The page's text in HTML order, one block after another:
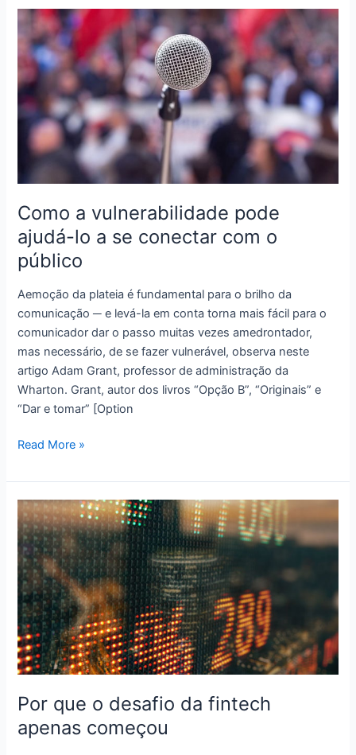
Reparação
Automotiva:
Como
Vai?
Como a vulnerabilidade pode
ajudá-lo a se conectar com o
público
Aemoção da plateia é fundamental para o brilho da
comunicação ─ e levá-la em conta torna mais fácil para o
comunicador dar o passo muitas vezes amedrontador,
mas necessário, de se fazer vulnerável, observa neste
artigo Adam Grant, professor de administração da
Wharton. Grant, autor dos livros “Opção B”, “Originais” e
“Dar e tomar” [Option
Como
vulnerabilidade
pode
ajudá-
lo
a
se
conectar
com
o
público
Read More »
Por que o desafio da fintech
apenas começou